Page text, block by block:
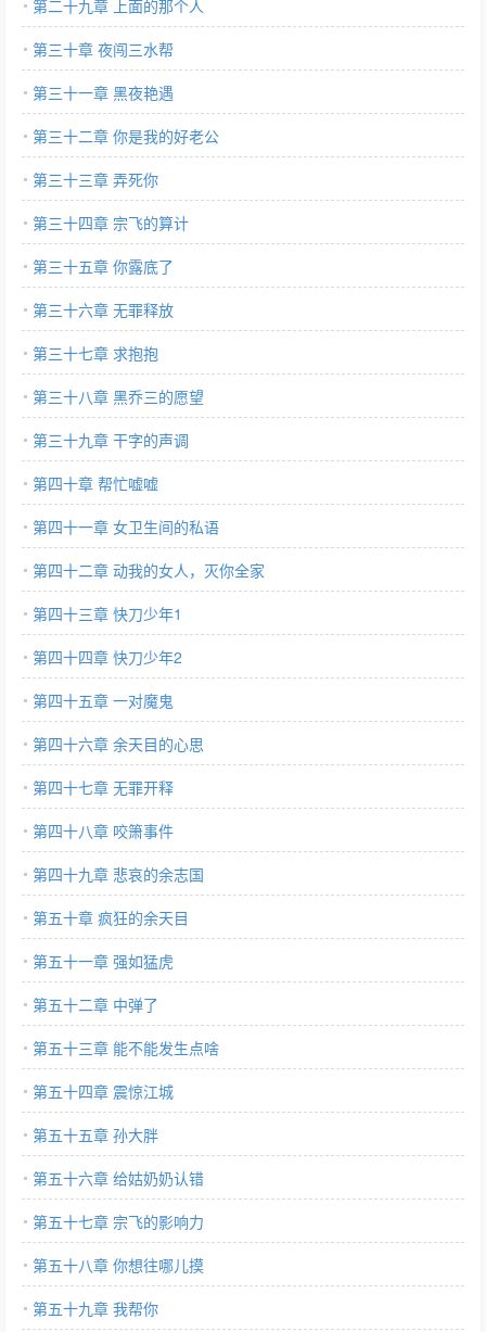
第二十九章 上面的那个人
第三十章 夜闯三水帮
第三十一章 黑夜艳遇
第三十二章 你是我的好老公
第三十三章 弄死你
第三十四章 宗飞的算计
第三十五章 你露底了
第三十六章 无罪释放
第三十七章 求抱抱
第三十八章 黑乔三的愿望
第三十九章 干字的声调
第四十章 帮忙嘘嘘
第四十一章 女卫生间的私语
第四十二章 动我的女人，灭你全家
第四十三章 快刀少年1
第四十四章 快刀少年2
第四十五章 一对魔鬼
第四十六章 余天目的心思
第四十七章 无罪开释
第四十八章 咬箫事件
第四十九章 悲哀的余志国
第五十章 疯狂的余天目
第五十一章 强如猛虎
第五十二章 中弹了
第五十三章 能不能发生点啥
第五十四章 震惊江城
第五十五章 孙大胖
第五十六章 给姑奶奶认错
第五十七章 宗飞的影响力
第五十八章 你想往哪儿摸
第五十九章 我帮你